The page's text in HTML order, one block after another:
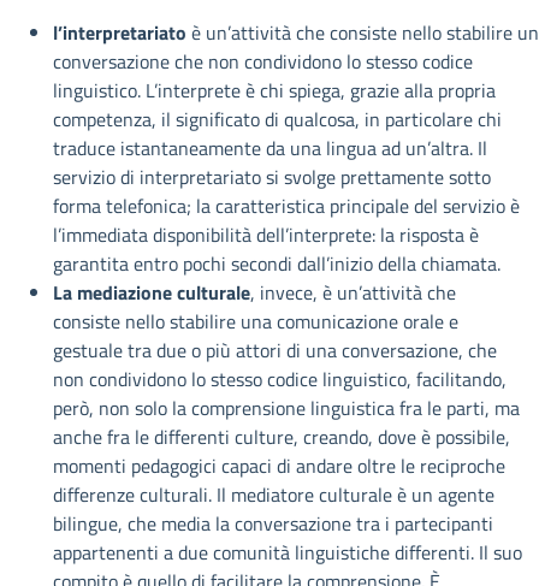
l’interpretariato è un’attività che consiste nello stabilire
conversazione che non condividono lo stesso codice
linguistico. L’interprete è chi spiega, grazie alla propria
competenza, il significato di qualcosa, in particolare chi
traduce istantaneamente da una lingua ad un’altra. Il
servizio di interpretariato si svolge prettamente sotto
forma telefonica; la caratteristica principale del servizio è
l’immediata disponibilità dell’interprete: la risposta è
garantita entro pochi secondi dall’inizio della chiamata.
La mediazione culturale, invece, è un’attività che
consiste nello stabilire una comunicazione orale e
gestuale tra due o più attori di una conversazione, che
non condividono lo stesso codice linguistico, facilitando,
però, non solo la comprensione linguistica fra le parti, ma
anche fra le differenti culture, creando, dove è possibile,
momenti pedagogici capaci di andare oltre le reciproche
differenze culturali. Il mediatore culturale è un agente
bilingue, che media la conversazione tra i partecipanti
appartenenti a due comunità linguistiche differenti. Il suo